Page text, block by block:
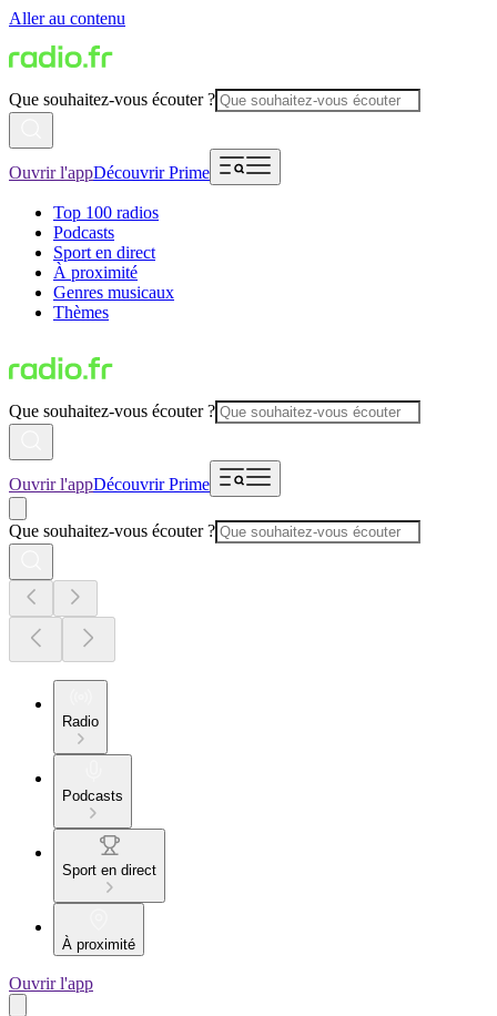
Aller au contenu
Que souhaitez-vous écouter ?
Ouvrir l'appDécouvrir Prime
Top 100 radios
Podcasts
Sport en direct
À proximité
Genres musicaux
Thèmes
Que souhaitez-vous écouter ?
Ouvrir l'appDécouvrir Prime
Que souhaitez-vous écouter ?
Radio
Podcasts
Sport en direct
À proximité
Ouvrir l'app